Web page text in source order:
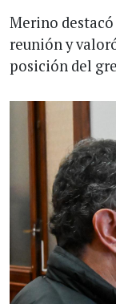
Merino
reunión y
posición del